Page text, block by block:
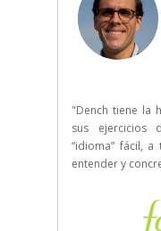
"Dench tiene la
sus ejercicios
“idioma” fácil,
entender y